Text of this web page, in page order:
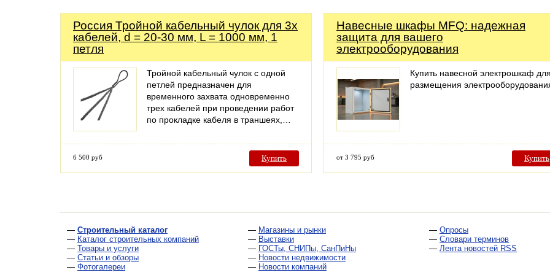
Россия Тройной кабельный чулок для 3х
кабелей, d = 20-30 мм, L = 1000 мм, 1
петля
Тройной кабельный чулок с одной
петлей предназначен для
временного захвата одновременно
трех кабелей при проведении работ
по прокладке кабеля в траншеях,…
6 500 руб Купить
Навесные шкафы MFQ: надежная
защита для вашего
электрооборудования
Купить навесной электрошкаф
размещения
от 3 795 руб Купить
— Строительный каталог
— Каталог строительных компаний
— Товары и услуги
— Статьи и обзоры
— Фотогалереи
— Магазины и рынки
— Выставки
— ГОСТы, СНИПы, СанПиНы
— Новости недвижимости
— Новости компаний
— Опросы
— Словари терминов
— Лента новостей RSS